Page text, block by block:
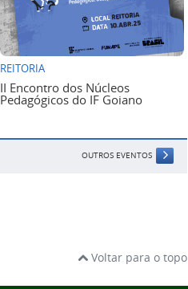
REITORIA
II Encontro dos Núcleos
Pedagógicos do IF Goiano
OUTROS EVENTOS
Voltar para o topo